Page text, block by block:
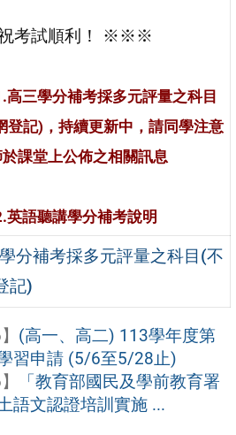
考試順利！ ※※※
三學分補考採多元評量之科目
登記)，持續更新中，請同學注意
課堂上公佈之相關訊息
英語聽講學分補考說明
分補考採多元評量之科目(不
記)
(高一、高二) 113學年度第
習申請 (5/6至5/28止)
「教育部國民及學前教育署
語文認證培訓實施 ...